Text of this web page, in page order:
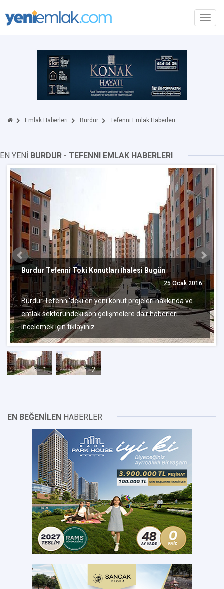
Emlak Haberleri Burdur Tefenni Emlak Haberleri
EN YENİ BURDUR - TEFENNI EMLAK HABERLERI
Burdur Tefenni Toki Konutları İhalesi Bugün
25 Ocak 2016
Burdur Tefenni'deki en yeni konut projeleri hakkında ve
emlak sektöründeki son gelişmelere dair haberleri
incelemek için tıklayınız.
1 2
EN BEĞENİLEN HABERLER